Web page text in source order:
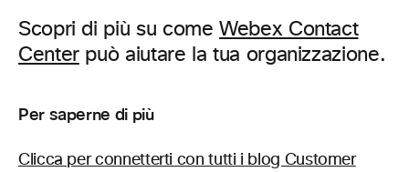
Scopri di più su comeWebex Contact
Centerpuò aiutare la tua organizzazione.
Per saperne di più
Clicca per connetterti con tutti i blog Customer